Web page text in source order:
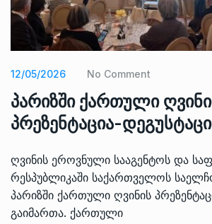
12/05/2026 No Comment
პარიზში ქართული
პრეზენტაცია-
ღვინის ეროვნული სააგენტოს და
რესპუბლიკაში საქართველოს
პარიზში ქართული ღვინის
გაიმართა. ქართული